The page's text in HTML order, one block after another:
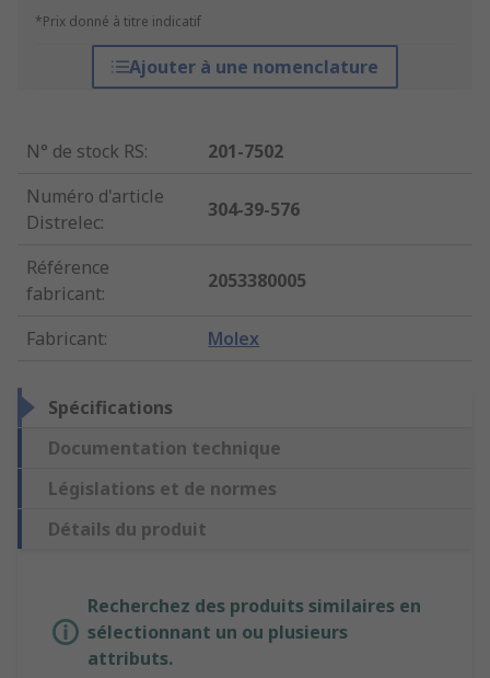
*Prix donné à titre indicatif
Ajouter à une nomenclature
N° de stock RS:
201-7502
Numéro d'article
Distrelec:
304-39-576
Référence
fabricant:
2053380005
Fabricant: Molex
Spécifications
Documentation technique
Législations et de normes
Détails du produit
Recherchez des produits similaires en
sélectionnant un ou plusieurs
attributs.